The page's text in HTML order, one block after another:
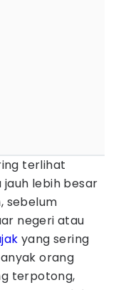
terlihat
lebih besar
sebelum
negeri atau
yang sering
orang
terpotong,